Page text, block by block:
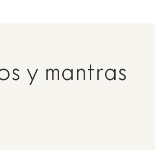
y mantras